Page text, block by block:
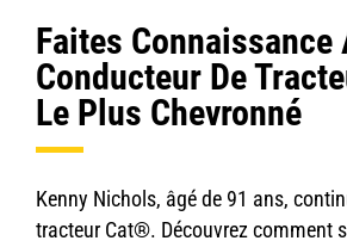
Faites Connaissance
Conducteur De
Le Plus Chevronné
Kenny Nichols, âgé de 91 ans,
tracteur Cat®. Découvrez comment